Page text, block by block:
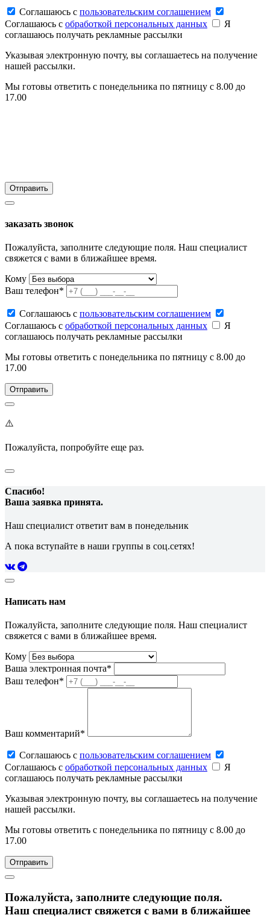
Соглашаюсь c пользовательским соглашением
Соглашаюсь c обработкой персональных данных
Я
соглашаюсь получать рекламные рассылки
Указывая электронную почту, вы соглашаетесь на получение
нашей рассылки.
Мы готовы ответить с понедельника по пятницу с 8.00 до
17.00
заказать звонок
Пожалуйста, заполните следующие поля. Наш специалист
свяжется с вами в ближайшее время.
Кому
Ваш телефон*
Соглашаюсь c пользовательским соглашением
Соглашаюсь c обработкой персональных данных
Я
соглашаюсь получать рекламные рассылки
Мы готовы ответить с понедельника по пятницу с 8.00 до
17.00
⚠️
Пожалуйста, попробуйте еще раз.
Спасибо!
Ваша заявка принята.
Наш специалист ответит вам в понедельник
А пока вступайте в наши группы в соц.сетях!
Написать нам
Пожалуйста, заполните следующие поля. Наш специалист
свяжется с вами в ближайшее время.
Кому
Ваша электронная почта*
Ваш телефон*
Ваш комментарий*
Соглашаюсь c пользовательским соглашением
Соглашаюсь c обработкой персональных данных
Я
соглашаюсь получать рекламные рассылки
Указывая электронную почту, вы соглашаетесь на получение
нашей рассылки.
Мы готовы ответить с понедельника по пятницу с 8.00 до
17.00
Пожалуйста, заполните следующие поля.
Наш специалист свяжется с вами в ближайшее